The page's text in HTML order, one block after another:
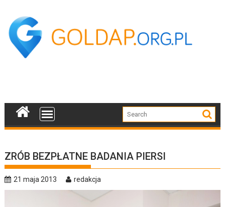
content
ZRÓB BEZPŁATNE BADANIA PIERSI
21 maja 2013 redakcja